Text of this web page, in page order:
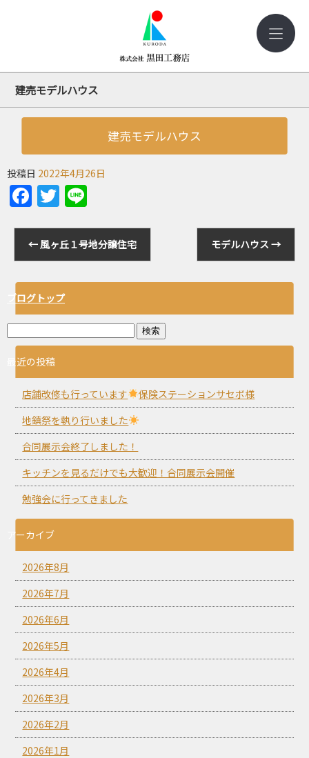
建売モデルハウス
建売モデルハウス
投稿日 2022年4月26日
Facebook
Twitter
← 風ヶ丘１号地分譲住宅 モデルハウス →
ブログトップ
最近の投稿
店舗改修も行っています
保険ステーションサセボ様
地鎮祭を執り行いました
合同展示会終了しました！
キッチンを見るだけでも大歓迎！合同展示会開催
勉強会に行ってきました
アーカイブ
2026年8月
2026年7月
2026年6月
2026年5月
2026年4月
2026年3月
2026年2月
2026年1月